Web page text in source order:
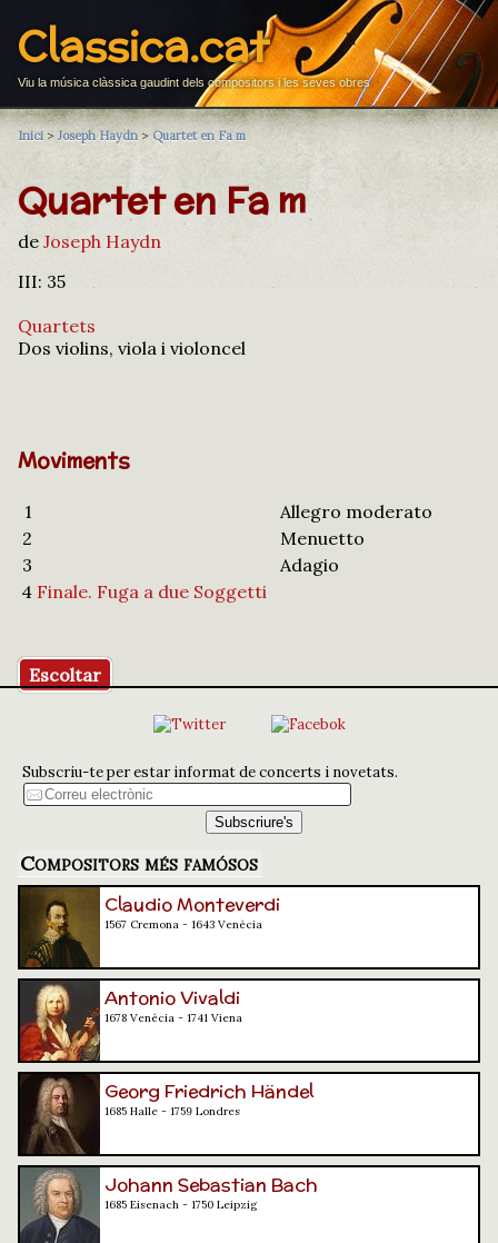
Classica.cat
Viu la música clàssica gaudint dels compositors i les seves obres
Inici > Joseph Haydn > Quartet en Fa m
Quartet en Fa m
de Joseph Haydn
III: 35
Quartets
Dos violins, viola i violoncel
Moviments
1
Allegro moderato
2
Menuetto
3
Adagio
4 Finale. Fuga a due Soggetti
Escoltar
Subscriu-te per estar informat de concerts i novetats.
Compositors més famósos
Claudio Monteverdi
1567 Cremona - 1643 Venècia
Antonio Vivaldi
1678 Venècia - 1741 Viena
Georg Friedrich Händel
1685 Halle - 1759 Londres
Johann Sebastian Bach
1685 Eisenach - 1750 Leipzig